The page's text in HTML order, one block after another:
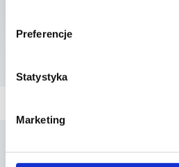
Preferencje
Statystyka
Marketing
dostępna